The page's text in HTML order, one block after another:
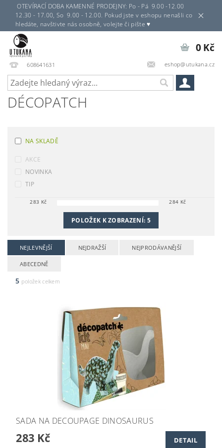
OTEVÍRACÍ DOBA KAMENNÉ PRODEJNY: Po - Pá 9.00 -12.00
12.30 - 17.00, So 9.00 - 12.00. Pokud jste v eshopu nenašli co
hledáte, navštivte nás osobně, volejte či pište ♥
608641631 eshop@utukana.cz
0 Kč
DÉCOPATCH
NA SKLADĚ
AKCE
NOVINKA
TIP
283 Kč 284 Kč
POLOŽEK K ZOBRAZENÍ: 5
NEJLEVNĚJŠÍ NEJDRAŽŠÍ NEJPRODÁVANĚJŠÍ
ABECEDNĚ
5 položek celkem
SADA NA DECOUPAGE DINOSAURUS
283 Kč DETAIL